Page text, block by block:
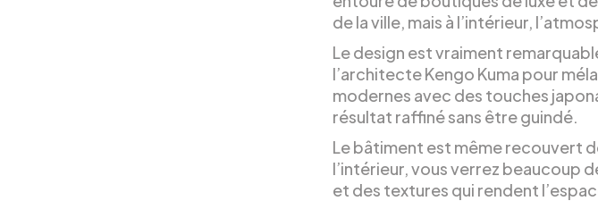
de la ville, mais à l’intérieur,
Le design est vraiment
l’architecte Kengo Kuma pour
modernes avec des touches
résultat raffiné sans être guindé.
Le bâtiment est même recouvert
l’intérieur, vous verrez beaucoup
et des textures qui rendent